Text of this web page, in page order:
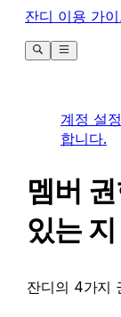
잔디 이용 가이
계정 설정
합니다.
멤버
있는
잔디의 4가지